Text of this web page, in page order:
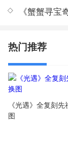
《蟹蟹寻宝
热门推荐
《光遇》全复刻
图